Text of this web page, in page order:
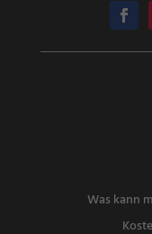
Was kann